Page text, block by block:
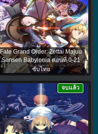
Fate Grand Order: Zettai Majuu
Sensen Babylonia ตอนที่ 0-21
ซับไทย
จบแล้ว